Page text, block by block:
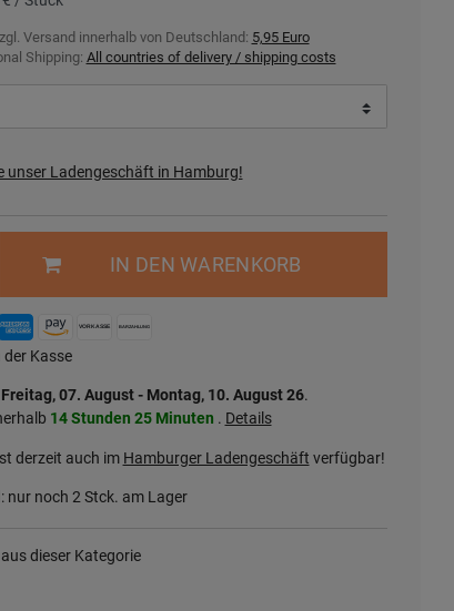
Versand innerhalb von Deutschland: 5,95 Euro
Shipping: All countries of delivery / shipping costs
unser Ladengeschäft in Hamburg!
IN DEN WARENKORB
Kasse
Freitag, 07. August - Montag, 10. August 26.
14 Stunden 25 Minuten . Details
derzeit auch im Hamburger Ladengeschäft verfügbar!
nur noch 2 Stck. am Lager
dieser Kategorie